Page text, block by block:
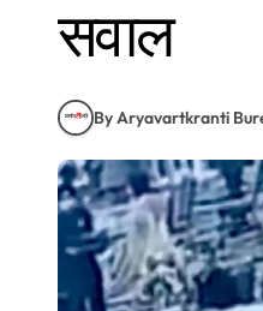
सवाल
By Aryavartkranti